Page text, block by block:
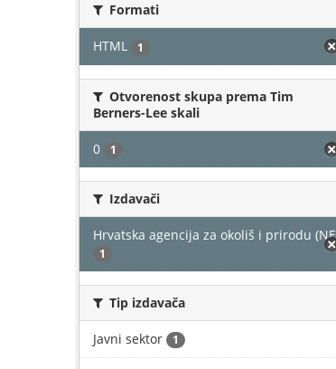
Formati
HTML 1
Otvorenost skupa prema Tim
Berners-Lee skali
0 1
Izdavači
Hrvatska agencija za okoliš i prirodu
1
Tip izdavača
Javni sektor 1